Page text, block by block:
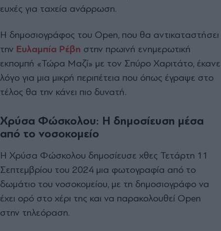
ευχές για ταχεία ανάρρωση.
Η δημοσιογράφος του Open, που θα αντικαταστήσει
την Ευλαμπία Ρέβη στην πρωινή ενημερωτική
εκπομπή «Τώρα Μαζί» με τον Σπύρο Χαριτάτο, έκανε
λόγο για μια μικρή περιπέτεια που όπως έγραψε στο
τέλος θα την κάνει πιο δυνατή.
Χρύσα Φώσκολου: Η δημοσίευση μέσα
από το νοσοκομείο
Η Χρύσα Φώσκολου δημοσίευσε χθες Τετάρτη 11
Σεπτεμβρίου του 2024 μια φωτογραφία από το
δωμάτιο του νοσοκομείου, με τη δημοσιογράφο να
έχει ορό στο χέρι της και να παρακολουθεί Open
στην τηλεόραση.